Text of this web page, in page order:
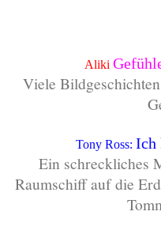
Aliki
Viele
Tony Ross: Ich
Ein schreckliches
Raumschiff auf die